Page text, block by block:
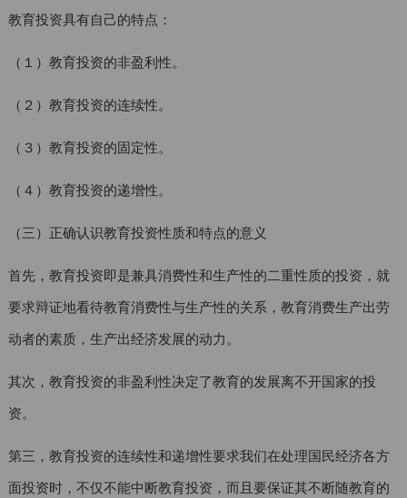
教育投资具有自己的特点：
（１）教育投资的非盈利性。
（２）教育投资的连续性。
（３）教育投资的固定性。
（４）教育投资的递增性。
（三）正确认识教育投资性质和特点的意义
首先，教育投资即是兼具消费性和生产性的二重性质的投资，就
要求辩证地看待教育消费性与生产性的关系，教育消费生产出劳
动者的素质，生产出经济发展的动力。
其次，教育投资的非盈利性决定了教育的发展离不开国家的投
资。
第三，教育投资的连续性和递增性要求我们在处理国民经济各方
面投资时，不仅不能中断教育投资，而且要保证其不断随教育的